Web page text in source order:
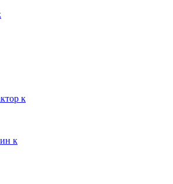
к
к